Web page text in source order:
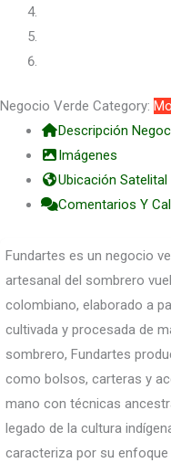
Negocio Verde Category:
Descripción
Imágenes
Ubicación Satelital
Comentarios Y
Fundartes es un negocio
artesanal del sombrero
colombiano, elaborado a
cultivada y procesada de
sombrero, Fundartes
como bolsos, carteras y
mano con técnicas
legado de la cultura
caracteriza por su